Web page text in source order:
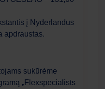
į Nyderlandus
apdraustas.
sukūrėme
„Flexspecialists